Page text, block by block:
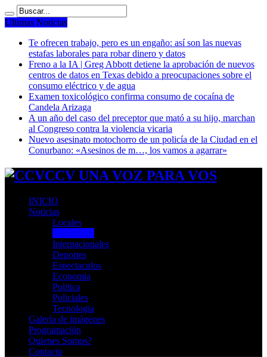
Ultimas Noticias
Te ofrecen trabajo, pero es un engaño: así son las nuevas
estafas laborales para robar dinero y datos
Freno a la IA | Greg Abbott detiene la aprobación de nuevos
centros de datos en Texas debido a preocupaciones sobre el
consumo eléctrico y de agua
Examen toxicológico confirma consumo de cocaína de
Candela Arizaga
A un año del caso del preceptor que mató a su hijo, marchan
al Congreso contra la violencia vicaria
Nuevo asesinato motochorro de un policía de la Ciudad en el
Conurbano: «Asesinos de m…, los vamos a agarrar»
CCV UNA VOZ PARA VOS
INICIO
Noticias
Locales
Internacionales
Deportes
Espectaculos
Economia
Politica
Policiales
Tecnologia
Galería de imágenes
Programación
Quienes Somos?
Contacto